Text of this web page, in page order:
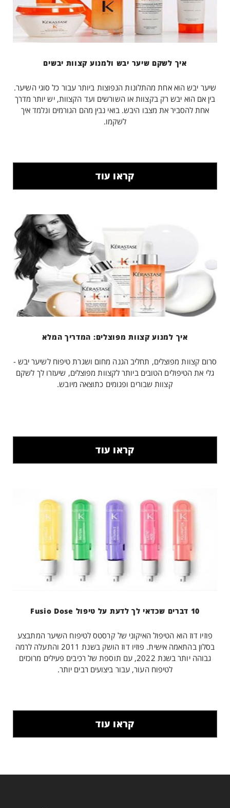
איך לשקם שיער יבש ולמנוע קצוות יבשים
שיער יבש הוא אחת מהתלונות הנפוצות ביותר עבור כל סוגי השיער.
בין אם הוא יבש רק בקצוות או השורשים ועד הקצוות, יש יותר מדרך
אחת להסביר את מצבו היבש. בואי נבין מהם הגורמים ונלמד איך
לשקמו.
קראו עוד
איך למנוע קצוות מפוצלים: המדריך המלא
סרום קצוות מפוצלים, תחליב הגנה מחום ושגרת טיפוח לשיער יבש -
גלי את הטיפולים הטובים ביותר לקצוות מפוצלים, שיעזרו לך לשקם
קצוות שבורים ופגומים כתוצאה מיובש.
קראו עוד
10 דברים שכדאי לך לדעת על טיפול Fusio Dose
פוזיו דוז הוא הטיפול האיקוני של קרסטס לטיפוח השיער המתבצע
בסלון בהתאמה אישית. פוזיו דוז הושק בשנת 2011 והתעלה לרמה
גבוהה יותר בשנת 2022, עם תוספת של רכיבים פעילים מרוכזים
לטיפוח העור, עבור ביצועים רבים יותר.
קראו עוד